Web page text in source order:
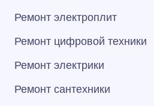
Ремонт электроплит
Ремонт цифровой техники
Ремонт электрики
Ремонт сантехники